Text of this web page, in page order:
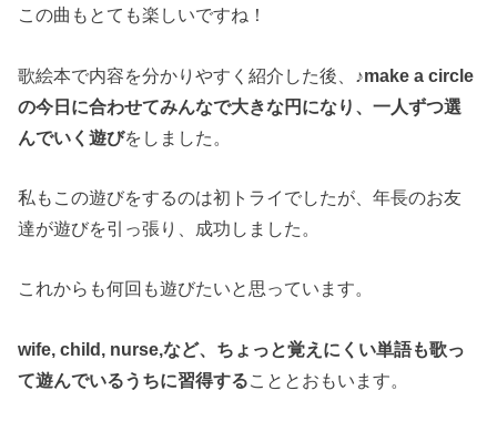
この曲もとても楽しいですね！
歌絵本で内容を分かりやすく紹介した後、
♪make a circle
の今日に合わせてみんなで大きな円になり、一人ずつ選
んでいく遊びをしました。
私もこの遊びをするのは初トライでしたが、年長のお友
達が遊びを引っ張り、成功しました。
これからも何回も遊びたいと思っています。
wife, child, nurse,など、ちょっと覚えにくい単語も歌っ
て遊んでいるうちに習得することとおもいます。